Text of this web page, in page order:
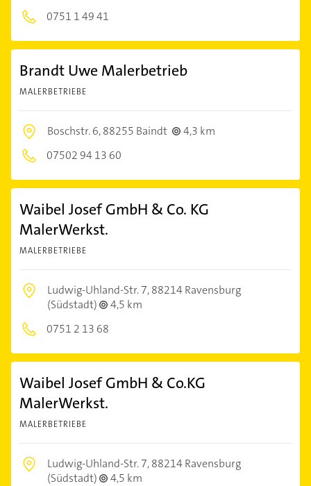
0751 1 49 41
Brandt Uwe Malerbetrieb
MALERBETRIEBE
Boschstr. 6,88255 Baindt
4,3 km
07502 94 13 60
Waibel Josef GmbH & Co. KG
MalerWerkst.
MALERBETRIEBE
Ludwig-Uhland-Str. 7,88214 Ravensburg
(Südstadt)
4,5 km
0751 2 13 68
Waibel Josef GmbH & Co.KG
MalerWerkst.
MALERBETRIEBE
Ludwig-Uhland-Str. 7,88214 Ravensburg
(Südstadt)
4,5 km